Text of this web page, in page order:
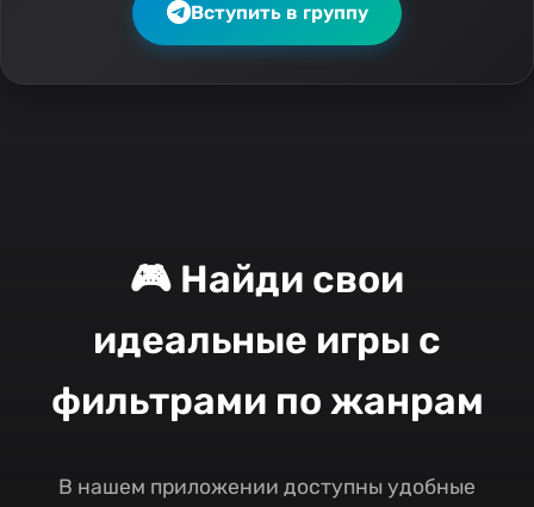
Вступить в группу
🎮 Найди свои
идеальные игры с
фильтрами по жанрам
В нашем приложении доступны удобные